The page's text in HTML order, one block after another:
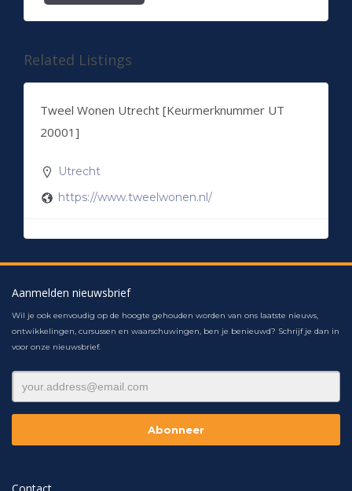
Related Listings
Tweel Wonen Utrecht [Keurmerknummer UT
20001]
Utrecht
https://www.tweelwonen.nl/
Aanmelden nieuwsbrief
Wil je ook eenvoudig op de hoogte gehouden worden van ons laatste nieuws,
ontwikkelingen, cursussen en waarschuwingen, ben je benieuwd? Schrijf je dan in
voor onze nieuwsbrief.